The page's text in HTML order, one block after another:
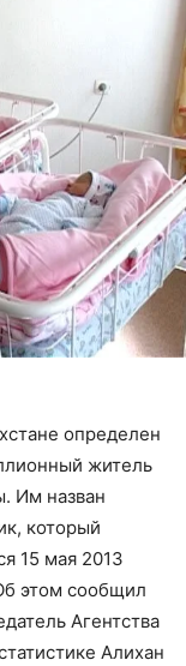
определен
житель
Им назван
который
15 мая 2013
этом сообщил
Агентства
Алихан